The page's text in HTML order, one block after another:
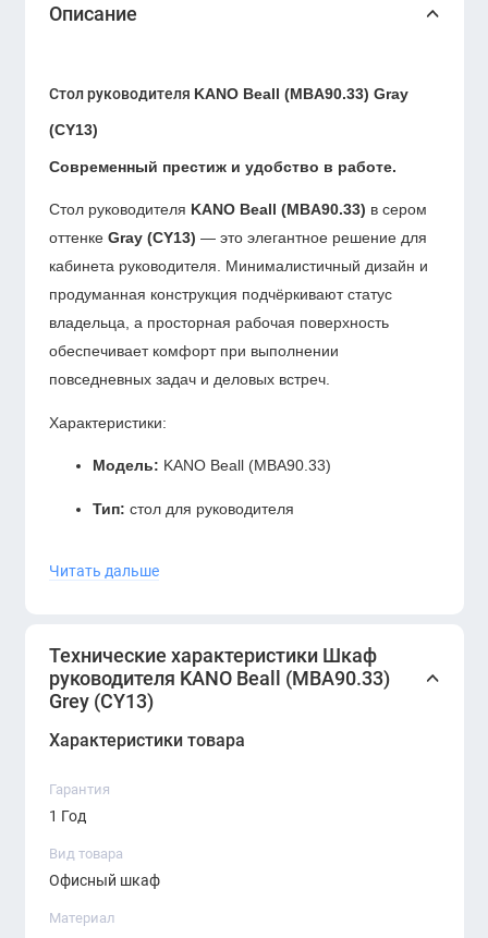
Описание
Стол руководителя KANO Beall (MBA90.33) Gray
(CY13)
Современный престиж и удобство в работе.
Стол руководителя KANO Beall (MBA90.33) в сером
оттенке Gray (CY13) — это элегантное решение для
кабинета руководителя. Минималистичный дизайн и
продуманная конструкция подчёркивают статус
владельца, а просторная рабочая поверхность
обеспечивает комфорт при выполнении
повседневных задач и деловых встреч.
Характеристики:
Модель: KANO Beall (MBA90.33)
Тип: стол для руководителя
Каркас:металл + усиленные опоры
Назначение:
премиальные офисы
Преимущества:
современного интерьера
Просторная рабочая поверхность
Читать дальше
Технические характеристики Шкаф
руководителя KANO Beall (MBA90.33)
Grey (CY13)
Характеристики товара
Гарантия
1 Год
Вид товара
Офисный шкаф
Материал